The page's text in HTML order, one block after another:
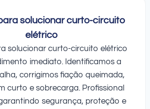
solucionar curto-circuito
elétrico
solucionar curto-circuito elétrico
imediato. Identificamos a
corrigimos fiação queimada,
curto e sobrecarga. Profissional
segurança, proteção e